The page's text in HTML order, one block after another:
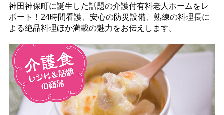
神田神保町に誕生した話題の介護付有料老人ホームをレ
ポート！24時間看護、安心の防災設備、熟練の料理長に
よる絶品料理ほか満載の魅力をお伝えします。